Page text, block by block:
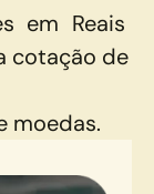
em Reais
cotação de
moedas.